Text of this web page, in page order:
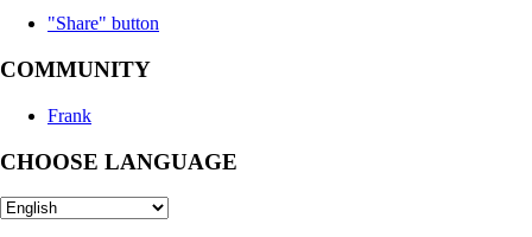
"Share" button
COMMUNITY
Frank
CHOOSE LANGUAGE